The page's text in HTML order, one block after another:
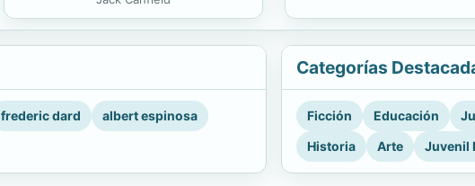
frederic dard
albert espinosa
Categorías
Ficción Educación
Historia
Arte Juvenil